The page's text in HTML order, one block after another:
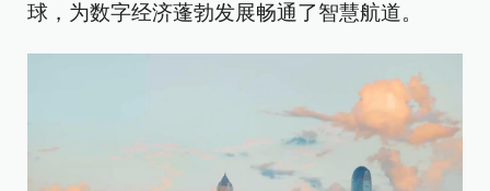
球，为数字经济蓬勃发展畅通了智慧航道。